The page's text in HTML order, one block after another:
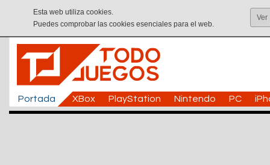
Esta web utiliza cookies.
Puedes comprobar las cookies esenciales para el web.
Ver
Portada XBox PlayStation Nintendo PC